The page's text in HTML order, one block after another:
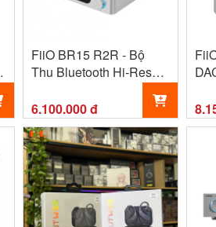
FiiO BR15 R2R - Bộ
Thu Bluetooth Hi-Res
Trợ aptX Lossless &
LDAC
6.100.000 đ